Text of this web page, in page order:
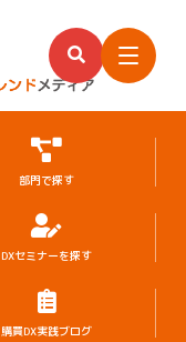
部門で探す
DXセミナーを探す
購買DX実践ブログ